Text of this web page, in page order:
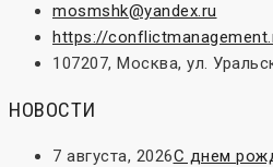
mosmshk@yandex.ru
https://
107207, Москва, ул.
НОВОСТИ
7 августа, 2026С днем